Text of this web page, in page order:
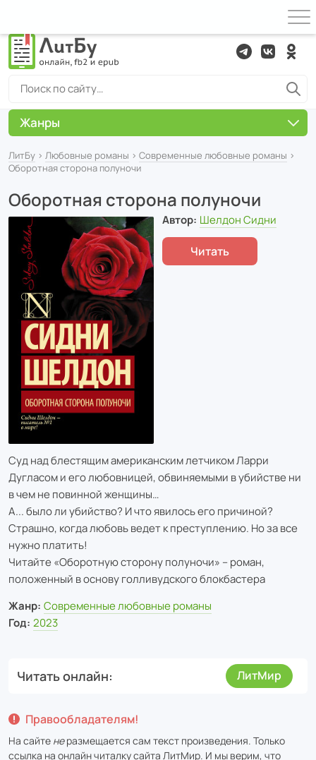
ЛитБу › Любовные романы › Современные любовные романы ›
Оборотная сторона полуночи
Оборотная сторона полуночи
Автор: Шелдон Сидни
Читать
Суд над блестящим американским летчиком Ларри
Дугласом и его любовницей, обвиняемыми в убийстве ни
в чем не повинной женщины…
А... было ли убийство? И что явилось его причиной?
Страшно, когда любовь ведет к преступлению. Но за все
нужно платить!
Читайте «Оборотную сторону полуночи» – роман,
положенный в основу голливудского блокбастера
Жанр: Современные любовные романы
Год: 2023
Читать онлайн ЛитМир
Правообладателям!
На сайте неразмещается сам текст произведения. Только
ссылка на онлайн читалку сайта ЛитМир. И мы верим, что
Жанры